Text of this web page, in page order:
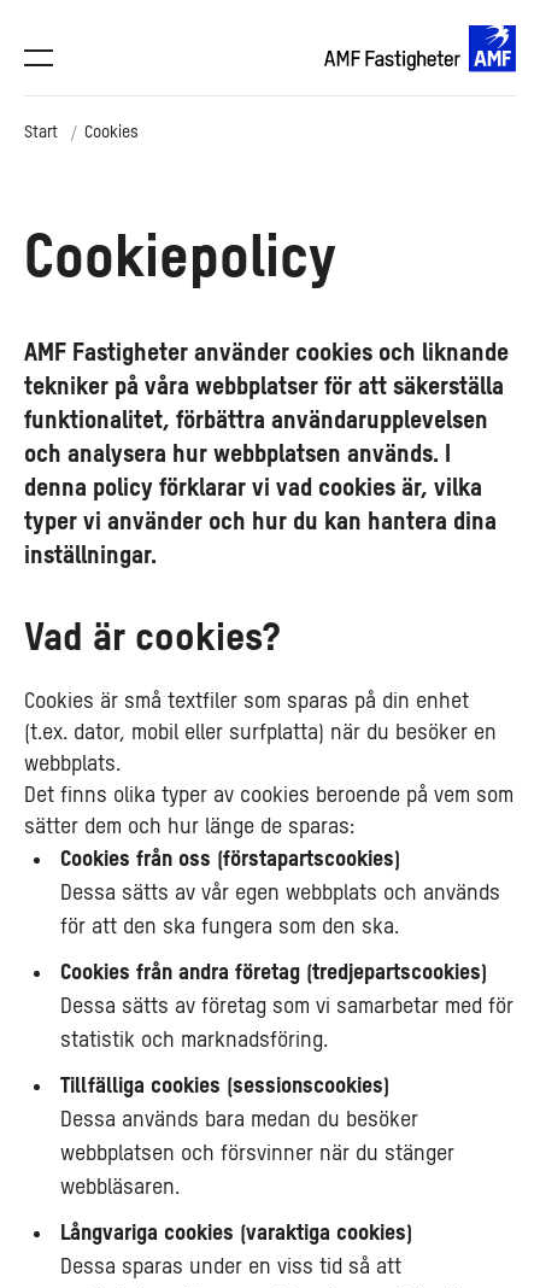
Start Cookies
Cookiepolicy
AMF Fastigheter använder cookies och liknande
tekniker på våra webbplatser för att säkerställa
funktionalitet, förbättra användarupplevelsen
och analysera hur webbplatsen används. I
denna policy förklarar vi vad cookies är, vilka
typer vi använder och hur du kan hantera dina
inställningar.
Vad är cookies?
Cookies är små textfiler som sparas på din enhet
(t.ex. dator, mobil eller surfplatta) när du besöker en
webbplats.
Det finns olika typer av cookies beroende på vem som
sätter dem och hur länge de sparas:
Cookies från oss (förstapartscookies)
Dessa sätts av vår egen webbplats och används
för att den ska fungera som den ska.
Cookies från andra företag (tredjepartscookies)
Dessa sätts av företag som vi samarbetar med för
statistik och marknadsföring.
Tillfälliga cookies (sessionscookies)
Dessa används bara medan du besöker
webbplatsen och försvinner när du stänger
webbläsaren.
Långvariga cookies (varaktiga cookies)
Dessa sparas under en viss tid så att